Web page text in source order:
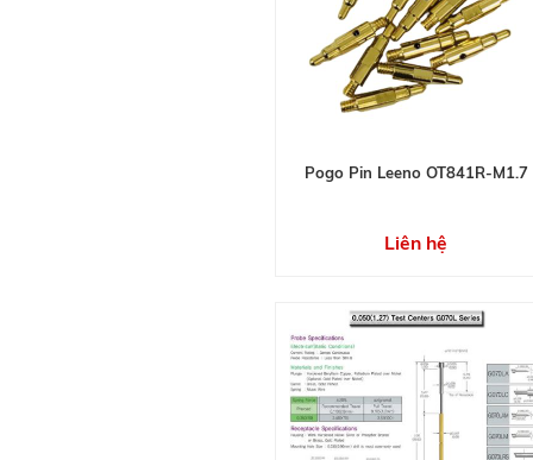
Pogo Pin Leeno OT841R-M1.7
Liên hệ